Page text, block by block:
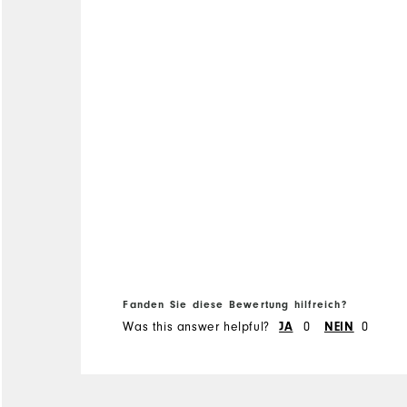
Fanden Sie diese Bewertung hilfreich?
Was this answer helpful? JA 0 NEIN 0